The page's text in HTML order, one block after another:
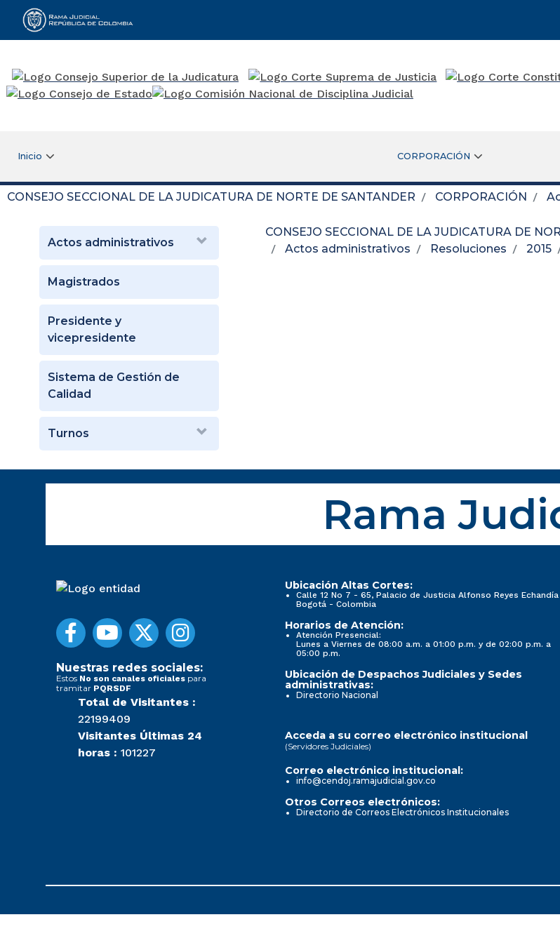
Rama Judicial
Inicio CORPORACIÓN
CONSEJO SECCIONAL DE LA JUDICATURA DE NORTE DE SANTANDER CORPORACIÓN
Actos administrativos
Magistrados
Presidente y
vicepresidente
Sistema de Gestión de
Calidad
Turnos
CONSEJO SECCIONAL DE LA JUDICATURA DE
Actos administrativos
Resoluciones 2015
Rama
Nuestras redes sociales:
Estos No son canales oficiales para
tramitar PQRSDF
Total de Visitantes :
22199409
Visitantes Últimas 24
horas : 101227
Ubicación Altas Cortes:
Calle 12 No 7 - 65, Palacio de Justicia Alfonso Reyes Echandía
Bogotá - Colombia
Horarios de Atención:
Atención Presencial:
Lunes a Viernes de 08:00 a.m. a 01:00 p.m. y de 02:00 p.m. a
05:00 p.m.
Ubicación de Despachos Judiciales y Sedes
administrativas:
Directorio Nacional
Acceda a su correo electrónico institucional
(Servidores Judiciales)
Correo electrónico institucional:
info@cendoj.ramajudicial.gov.co
Otros Correos electrónicos:
Directorio de Correos Electrónicos Institucionales